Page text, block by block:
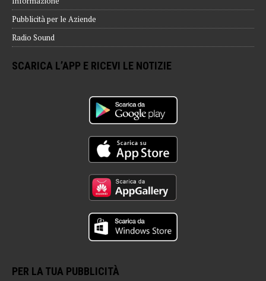
Pubblicità per le Aziende
Radio Sound
SCARICA L’APP E RICEVI LE NOTIZIE
PER LA TUA PUBBLICITÀ